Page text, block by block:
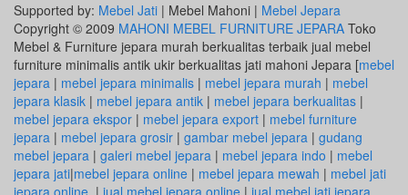
Supported by: Mebel Jati | Mebel Mahoni | Mebel Jepara
Copyright © 2009 MAHONI MEBEL FURNITURE JEPARA Toko
Mebel & Furniture jepara murah berkualitas terbaik jual mebel
furniture minimalis antik ukir berkualitas jati mahoni Jepara [mebel
jepara | mebel jepara minimalis | mebel jepara murah | mebel
jepara klasik | mebel jepara antik | mebel jepara berkualitas |
mebel jepara ekspor | mebel jepara export | mebel furniture
jepara | mebel jepara grosir | gambar mebel jepara | gudang
mebel jepara | galeri mebel jepara | mebel jepara indo | mebel
jepara jati|mebel jepara online | mebel jepara mewah | mebel jati